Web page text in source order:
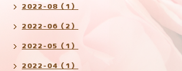
2022-08（1）
2022-06（2）
2022-05（1）
2022-04（1）